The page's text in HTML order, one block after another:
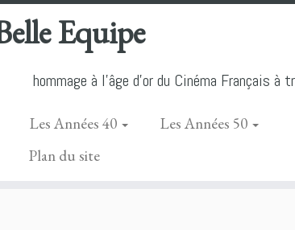
Equipe
hommage à l'âge d'or du Cinéma Français à
Les Années 40
Les Années 50
Plan du site